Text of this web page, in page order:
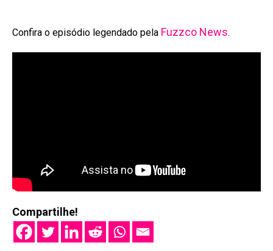
Confira o episódio legendado pela Fuzzco News.
Compartilhe!